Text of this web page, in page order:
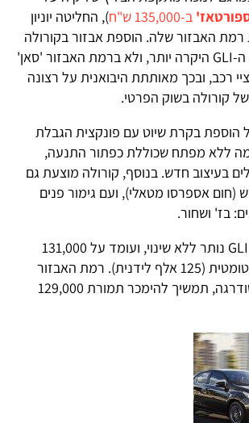
ב-135,000 ש"ח
), החליטה יוניון
האבזור שלה. הוספת אבזור בקורולה
מבוצעת רק ברמת ה-GLI היקרה יותר, ולא ברמת האבזור 'סאן'
רכב, ובכך מאותתת היבואנית על רצונה
קורולה בשוק הפרטי.
הוספת בקרת שיוט עם פונקצית הגבלת
ללא מפתח שכוללת כפתור התנעה,
אינץ' קלים בעיצוב חדש. בנוסף, קורולה מוצעת גם
(חום אספרסו מטאלי), ועם גימור פנים
בז' ושחור.
מחירה של קורולה GLI נותר ללא שינוי, ועומד על 131,000
שקלים לגרסה האוטומטית (125 אלף לידנית). רמת האבזור
סאן, שכאמור לא שודרגה, תמשיך להימכר תמורת 129,000